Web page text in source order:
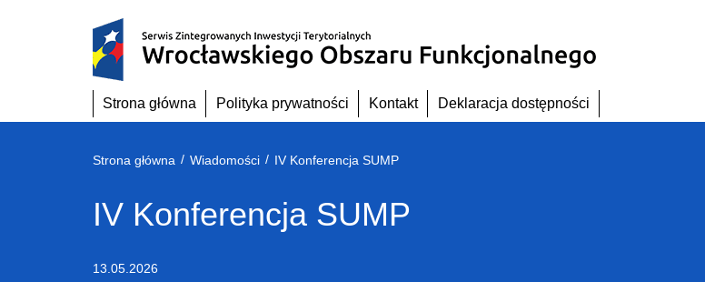
Strona główna Polityka prywatności Kontakt Deklaracja dostępności
Strona główna / Wiadomości / IV Konferencja SUMP
IV Konferencja SUMP
13.05.2026